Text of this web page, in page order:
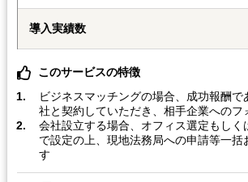
導入実績数
このサービスの特徴
ビジネスマッチングの場合、成功報酬で
社と契約していただき、相手企業へのフ
会社設立する場合、オフィス選定もしく
で設定の上、現地法務局への申請等一括
す